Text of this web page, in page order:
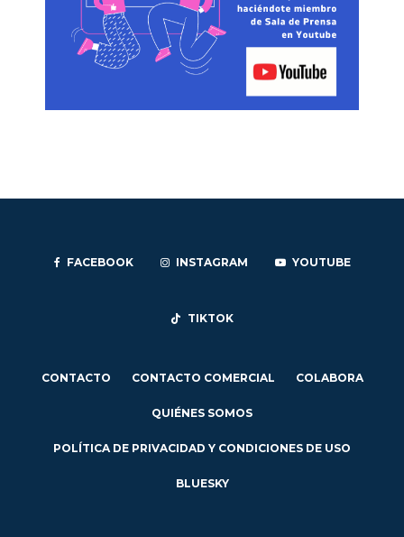
FACEBOOK INSTAGRAM YOUTUBE
TIKTOK
CONTACTO CONTACTO COMERCIAL COLABORA
QUIÉNES SOMOS
POLÍTICA DE PRIVACIDAD Y CONDICIONES DE USO
BLUESKY